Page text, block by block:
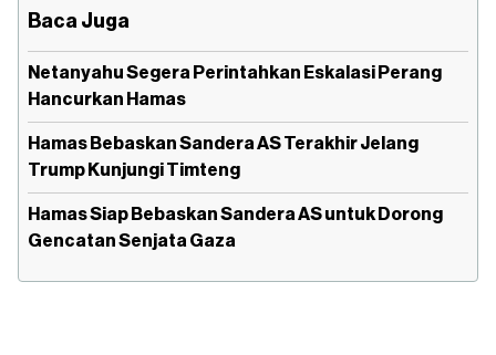
Baca Juga
Netanyahu Segera Perintahkan Eskalasi Perang
Hancurkan Hamas
Hamas Bebaskan Sandera AS Terakhir Jelang
Trump Kunjungi Timteng
Hamas Siap Bebaskan Sandera AS untuk Dorong
Gencatan Senjata Gaza